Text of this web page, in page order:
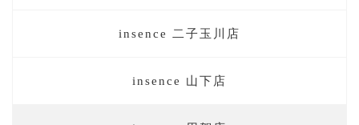
insence 二子玉川店
insence 山下店